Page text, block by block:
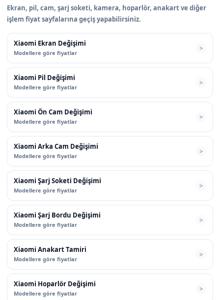
Ekran, pil, cam, şarj soketi, kamera, hoparlör, anakart ve diğer
işlem fiyat sayfalarına geçiş yapabilirsiniz.
Xiaomi Ekran Değişimi
Modellere göre fiyatlar
Xiaomi Pil Değişimi
Modellere göre fiyatlar
Xiaomi Ön Cam Değişimi
Modellere göre fiyatlar
Xiaomi Arka Cam Değişimi
Modellere göre fiyatlar
Xiaomi Şarj Soketi Değişimi
Modellere göre fiyatlar
Xiaomi Şarj Bordu Değişimi
Modellere göre fiyatlar
Xiaomi Anakart Tamiri
Modellere göre fiyatlar
Xiaomi Hoparlör Değişimi
Modellere göre fiyatlar